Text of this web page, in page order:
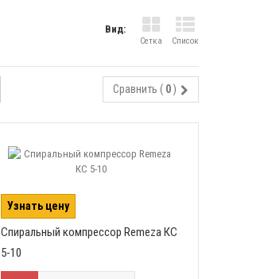
Вид:
Сетка Список
Сравнить ( 0)
Узнать цену
Спиральный компрессор Remeza КС
5-10